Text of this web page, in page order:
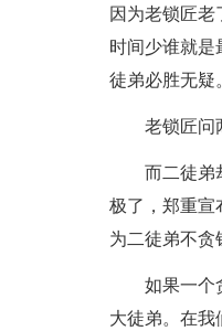
因为老锁匠
时间少谁就是
徒弟必胜无疑。
老锁匠问
而二徒弟
极了，郑重宣
为二徒弟不贪
如果一个
大徒弟。在我